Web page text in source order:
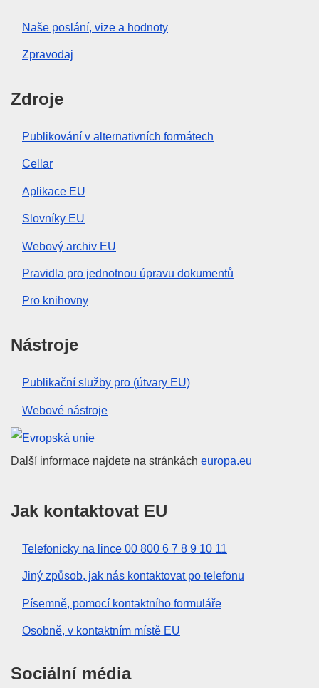
Naše poslání, vize a hodnoty
Zpravodaj
Zdroje
Publikování v alternativních formátech
Cellar
Aplikace EU
Slovníky EU
Webový archiv EU
Pravidla pro jednotnou úpravu dokumentů
Pro knihovny
Nástroje
Publikační služby pro (útvary EU)
Webové nástroje
Evropská unie
Další informace najdete na stránkách europa.eu
Jak kontaktovat EU
Telefonicky na lince 00 800 6 7 8 9 10 11
Jiný způsob, jak nás kontaktovat po telefonu
Písemně, pomocí kontaktního formuláře
Osobně, v kontaktním místě EU
Sociální média